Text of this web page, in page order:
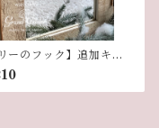
ーのフック】追加キッ